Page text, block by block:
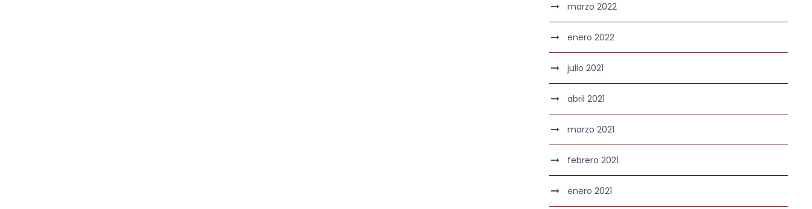
marzo 2022
enero 2022
julio 2021
abril 2021
marzo 2021
febrero 2021
enero 2021